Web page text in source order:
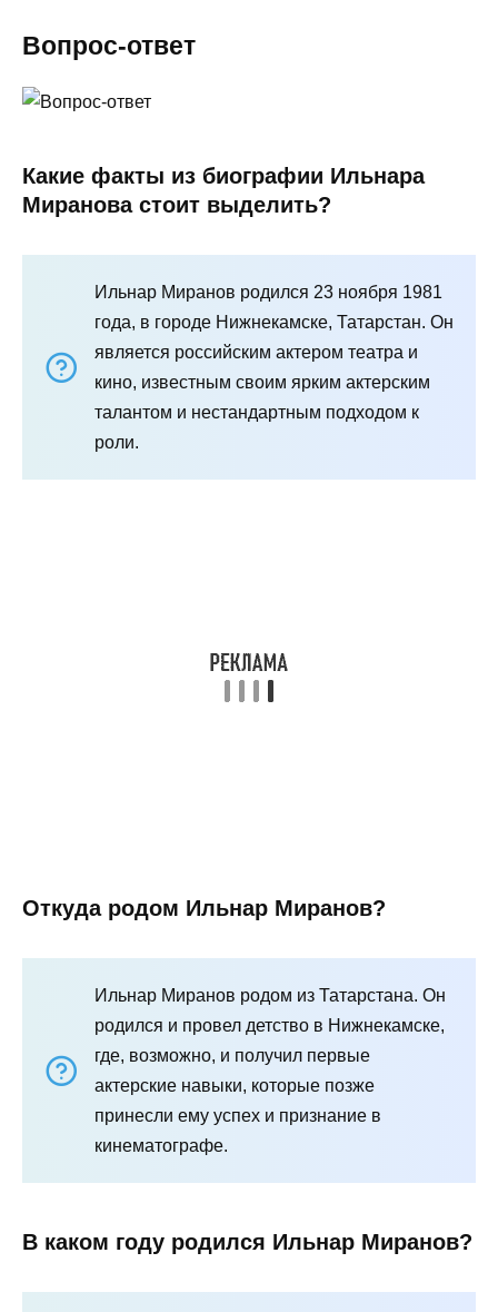
Вопрос-ответ
Какие факты из биографии Ильнара
Миранова стоит выделить?
Ильнар Миранов родился 23 ноября 1981
года, в городе Нижнекамске, Татарстан. Он
является российским актером театра и
кино, известным своим ярким актерским
талантом и нестандартным подходом к
роли.
Откуда родом Ильнар Миранов?
Ильнар Миранов родом из Татарстана. Он
родился и провел детство в Нижнекамске,
где, возможно, и получил первые
актерские навыки, которые позже
принесли ему успех и признание в
кинематографе.
В каком году родился Ильнар Миранов?